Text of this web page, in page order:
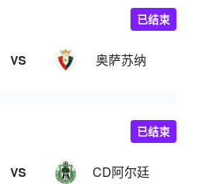
VS 奥萨苏纳
已结束
VS CD阿尔廷
已结束